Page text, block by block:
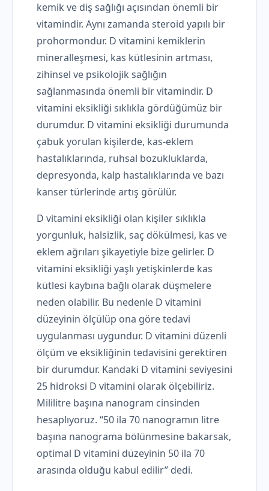
kemik ve diş sağlığı açısından önemli bir
vitamindir. Aynı zamanda steroid yapılı bir
prohormondur. D vitamini kemiklerin
mineralleşmesi, kas kütlesinin artması,
zihinsel ve psikolojik sağlığın
sağlanmasında önemli bir vitamindir. D
vitamini eksikliği sıklıkla gördüğümüz bir
durumdur. D vitamini eksikliği durumunda
çabuk yorulan kişilerde, kas-eklem
hastalıklarında, ruhsal bozukluklarda,
depresyonda, kalp hastalıklarında ve bazı
kanser türlerinde artış görülür.
D vitamini eksikliği olan kişiler sıklıkla
yorgunluk, halsizlik, saç dökülmesi, kas ve
eklem ağrıları şikayetiyle bize gelirler. D
vitamini eksikliği yaşlı yetişkinlerde kas
kütlesi kaybına bağlı olarak düşmelere
neden olabilir. Bu nedenle D vitamini
düzeyinin ölçülüp ona göre tedavi
uygulanması uygundur. D vitamini düzenli
ölçüm ve eksikliğinin tedavisini gerektiren
bir durumdur. Kandaki D vitamini seviyesini
25 hidroksi D vitamini olarak ölçebiliriz.
Mililitre başına nanogram cinsinden
hesaplıyoruz. “50 ila 70 nanogramın litre
başına nanograma bölünmesine bakarsak,
optimal D vitamini düzeyinin 50 ila 70
arasında olduğu kabul edilir” dedi.